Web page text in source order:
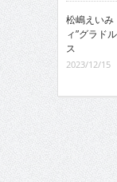
松嶋えい
ィ”グラド
ス
2023/12/15